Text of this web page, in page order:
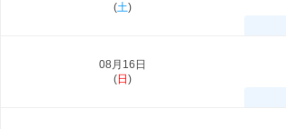
(土)
08月16日
(日 )